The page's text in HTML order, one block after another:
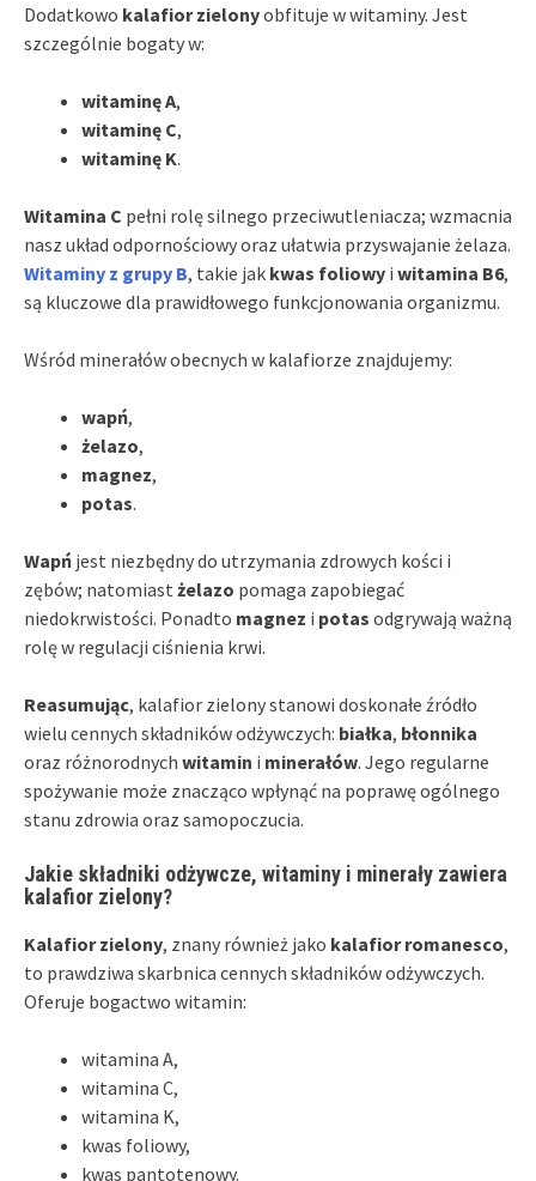
Dodatkowo kalafior zielonyobfituje w witaminy. Jest
szczególnie bogaty w:
witaminę A,
witaminę C,
witaminę K.
Witamina C pełni rolę silnego przeciwutleniacza; wzmacnia
nasz układ odpornościowy oraz ułatwia przyswajanie żelaza.
Witaminy z grupy B, takie jak kwas foliowy i witamina B6,
są kluczowe dla prawidłowego funkcjonowania organizmu.
Wśród minerałów obecnych w kalafiorze znajdujemy:
wapń,
żelazo,
magnez,
potas.
Wapń jest niezbędny do utrzymania zdrowych kości i
zębów; natomiast żelazo pomaga zapobiegać
niedokrwistości. Ponadto magnez i potas odgrywają ważną
rolę w regulacji ciśnienia krwi.
Reasumując, kalafior zielony stanowi doskonałe źródło
wielu cennych składników odżywczych: białka, błonnika
oraz różnorodnych witamin i minerałów. Jego regularne
spożywanie może znacząco wpłynąć na poprawę ogólnego
stanu zdrowia oraz samopoczucia.
Jakie składniki odżywcze, witaminy i minerały zawiera
kalafior zielony?
Kalafior zielony, znany również jako kalafior romanesco,
to prawdziwa skarbnica cennych składników odżywczych.
Oferuje bogactwo witamin:
witamina A,
witamina C,
witamina K,
kwas foliowy,
kwas pantotenowy.